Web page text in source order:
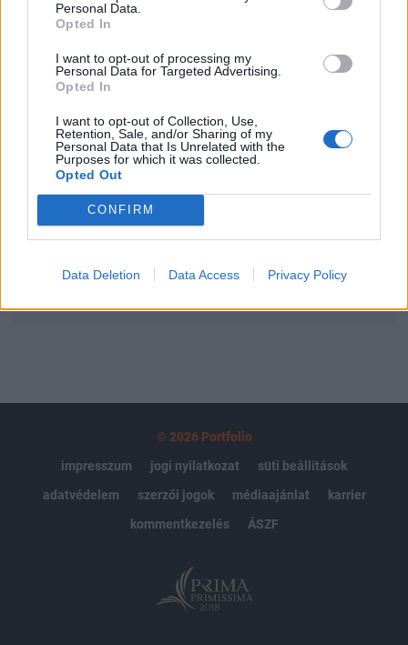
Personal Data.
Opted In
I want to opt-out of processing my
Personal Data for Targeted Advertising.
Opted In
I want to opt-out of Collection, Use,
Retention, Sale, and/or Sharing of my
Personal Data that Is Unrelated with the
Purposes for which it was collected.
Opted Out
CONFIRM
Data Deletion Data Access Privacy Policy
A keresett cikk a portfolio.hu hírarchívumához
tartozik, melynek olvasása előfizetéses
regisztrációhoz kötött.
Az előfizetés a következőket tartalmazza:
Portfolio.hu teljes cikkarchívum
Kötéslisták: BÉT elmúlt 2 év napon belüli
kötéslistái
Előfizetés
© 2026 Portfolio
impresszum
jogi nyilatkozat
süti beállítások
adatvédelem
szerzői jogok médiaajánlat
karrier
kommentkezelés
ÁSZF